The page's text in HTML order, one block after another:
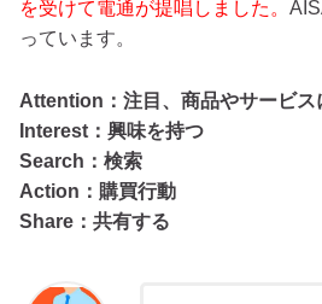
を受けて電通が提唱しました。
っています。
Attention：注目、商品やサービス
Interest：興味を持つ
Search：検索
Action：購買行動
Share：共有する